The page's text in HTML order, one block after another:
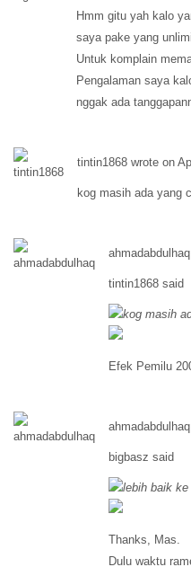
Hmm gitu yah kalo
saya pake yang
Untuk komplain
Pengalaman saya
nggak ada
tintin1868 wrote on
kog masih ada yang
tintin1868 said
kog masih
Efek Pemilu
bigbasz said
lebih baik ke
Thanks, Mas.
Dulu waktu